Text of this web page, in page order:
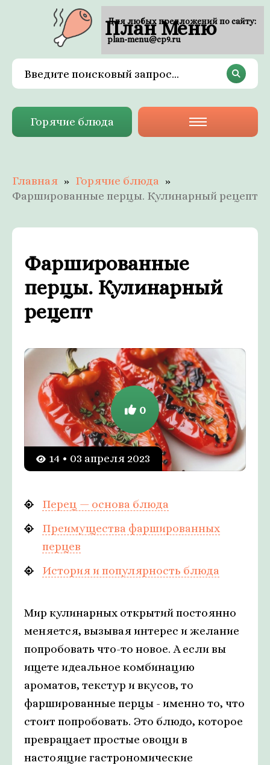
План Меню
Горячие блюда
Главная
Горячие блюда
Фаршированные перцы. Кулинарный рецепт
Фаршированные
перцы. Кулинарный
рецепт
14 • 03 апреля 2023
0
Перец — основа блюда
Преимущества фаршированных
перцев
История и популярность блюда
Мир кулинарных открытий постоянно
меняется, вызывая интерес и желание
попробовать что-то новое. А если вы
ищете идеальное комбинацию
ароматов, текстур и вкусов, то
фаршированные перцы - именно то, что
стоит попробовать. Это блюдо, которое
превращает простые овощи в
настоящие гастрономические
Для любых предложений по сайту:
plan-menu@cp9.ru